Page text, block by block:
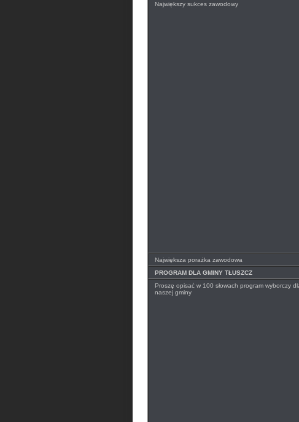
Największy sukces zawodowy
Największa porażka zawodowa
PROGRAM DLA GMINY TŁUSZCZ
Proszę opisać w 100 słowach program wyborczy
naszej gminy